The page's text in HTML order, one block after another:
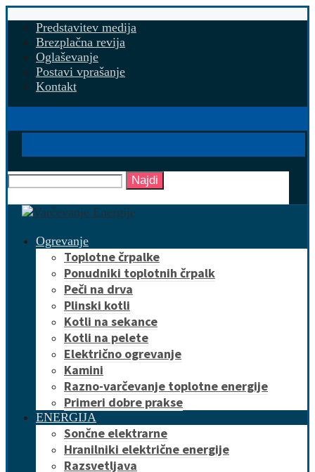
Predstavitev medija
Brezplačna revija
Oglaševanje
Postavi vprašanje
Kontakt
Najdi
Ogrevanje
Toplotne črpalke
Ponudniki toplotnih črpalk
Peči na drva
Plinski kotli
Kotli na sekance
Kotli na pelete
Električno ogrevanje
Kamini
Razno-varčevanje toplotne energije
Primeri dobre prakse
ENERGIJA
Sončne elektrarne
Hranilniki električne energije
Razsvetljava